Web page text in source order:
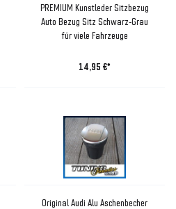
PREMIUM Kunstleder Sitzbezug
Auto Bezug Sitz Schwarz-Grau
für viele Fahrzeuge
14,95 €*
Original Audi Alu Aschenbecher